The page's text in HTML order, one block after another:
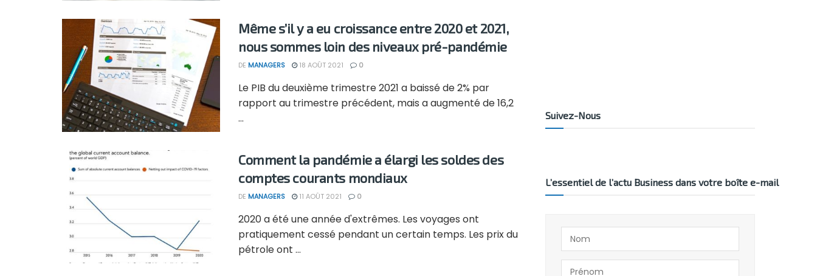
Même s’il y a eu croissance entre 2020 et 2021,
nous sommes loin des niveaux pré-pandémie
DE MANAGERS 18 AOÛT 2021 0
Le PIB du deuxième trimestre 2021 a baissé de 2% par
rapport au trimestre précédent, mais a augmenté de 16,2
...
Comment la pandémie a élargi les soldes des
comptes courants mondiaux
DE MANAGERS 11 AOÛT 2021 0
2020 a été une année d'extrêmes. Les voyages ont
pratiquement cessé pendant un certain temps. Les prix du
pétrole ont ...
Suivez-Nous
L’essentiel de l’actu Business dans votre boîte e-mail